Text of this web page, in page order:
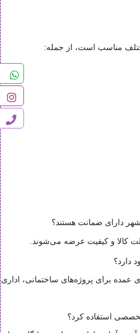
مناسب است، از جمله:
دارای ضمانت هستند؟
کالا و کیفیت عرضه می‌شوند.
دارد؟
عمده برای پروژه‌های ساختمانی، اداری
استفاده کرد؟